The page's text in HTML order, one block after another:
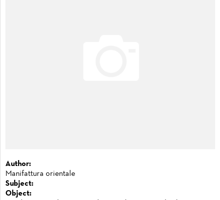
Author:
Manifattura orientale
Subject:
Object: